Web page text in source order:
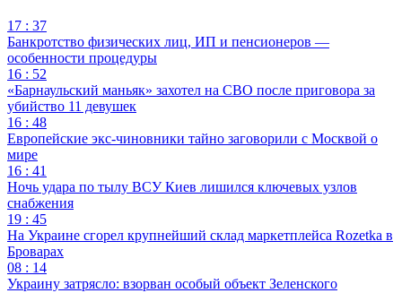
17 : 37
Банкротство физических лиц, ИП и пенсионеров —
особенности процедуры
16 : 52
«Барнаульский маньяк» захотел на СВО после приговора за
убийство 11 девушек
16 : 48
Европейские экс-чиновники тайно заговорили с Москвой о
мире
16 : 41
Ночь удара по тылу ВСУ Киев лишился ключевых узлов
снабжения
19 : 45
На Украине сгорел крупнейший склад маркетплейса Rozetka в
Броварах
08 : 14
Украину затрясло: взорван особый объект Зеленского